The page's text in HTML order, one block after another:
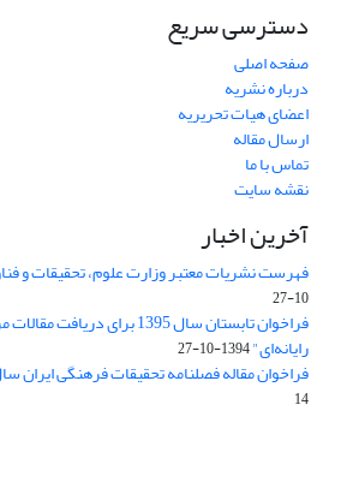
دسترسی سریع
صفحه اصلی
درباره نشریه
اعضای هیات تحریریه
ارسال مقاله
تماس با ما
نقشه سایت
آخرین اخبار
فهرست نشریات معتبر وزارت علوم، تحقیقات و فناوری
10-27
فراخوان تابستان سال 1395 برای
رایانه‌ای"1394-10-27
فراخوان مقاله فصلنامه تحقیقات فرهنگی ایران سال 1394 و
14